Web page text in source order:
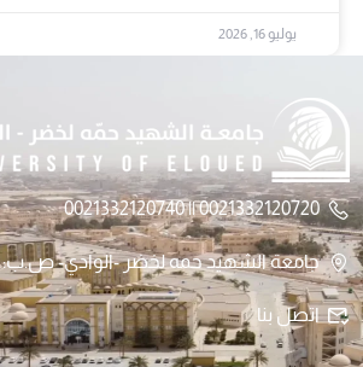
يوليو 16, 2026
0021332120720 || 0021332120740
جامعة الشهيد حمه لخضر -الوادي- ص.ب: 789 الوادي الجزائر
اتصل بنا